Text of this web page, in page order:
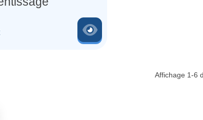
Voir le produit
Affichage 1-6